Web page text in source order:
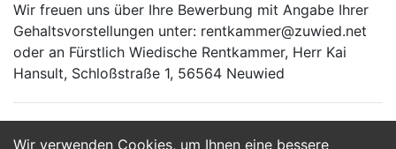
Wir verwenden Cookies, um Ihnen eine bessere
Wir freuen uns über Ihre Bewerbung mit Angabe Ihrer
Gehaltsvorstellungen unter: rentkammer@zuwied.net
oder an Fürstlich Wiedische Rentkammer, Herr Kai
Hansult, Schloßstraße 1, 56564 Neuwied